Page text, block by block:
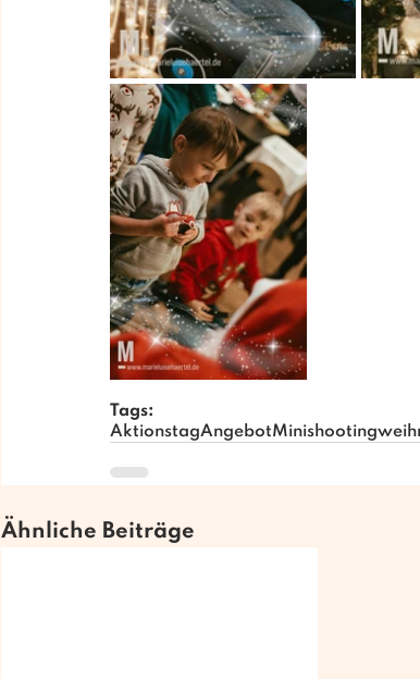
Tags:
AktionstagAngebotMinishooting
Ähnliche Beiträge